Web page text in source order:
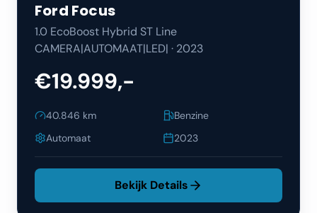
Ford Focus
1.0 EcoBoost Hybrid ST Line
CAMERA|AUTOMAAT|LED| · 2023
€19.999,-
40.846 km
Benzine
Automaat
2023
Bekijk Details